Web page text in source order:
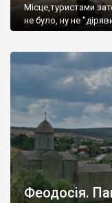
Місце,туристами
не було, ну не
Феодосія.